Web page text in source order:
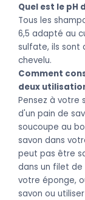
Quel est le pH
Tous les
6,5 adapté au
sulfate, ils sont
chevelu.
Comment
deux
Pensez à votre
d'un pain de
soucoupe au
savon dans
peut pas être
dans un filet
votre éponge,
savon ou